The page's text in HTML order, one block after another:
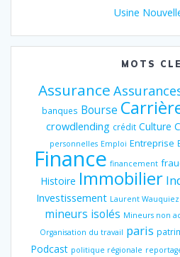
Usine
MOTS
Assurance
banques Bourse
crowdlending crédit Culture
personnelles Emploi Entreprise
Finance financement
Histoire Immobilier
Investissement Laurent Wauquiez
mineurs isolés Mineurs non
Organisation du travail paris
Podcast politique régionale